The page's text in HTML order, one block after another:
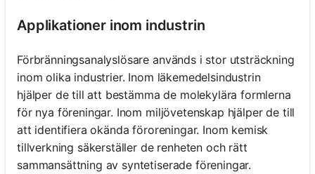
Applikationer inom industrin
Förbränningsanalyslösare används i stor utsträckning
inom olika industrier. Inom läkemedelsindustrin
hjälper de till att bestämma de molekylära formlerna
för nya föreningar. Inom miljövetenskap hjälper de till
att identifiera okända föroreningar. Inom kemisk
tillverkning säkerställer de renheten och rätt
sammansättning av syntetiserade föreningar.